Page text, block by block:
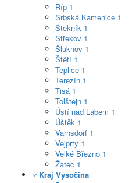
Říp 1
Srbská Kamenice 1
Stekník 1
Střekov 1
Šluknov 1
Štětí 1
Teplice 1
Terezín 1
Tisá 1
Tolštejn 1
Ústí nad Labem 1
Úštěk 1
Varnsdorf 1
Vejprty 1
Velké Březno 1
Žatec 1
Kraj Vysočina